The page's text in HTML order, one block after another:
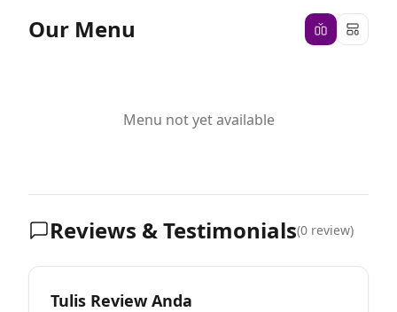
Our Menu
Menu not yet available
Reviews & Testimonials(0 review)
Tulis Review Anda